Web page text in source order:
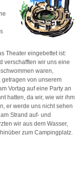
Theater eingebettet ist:
verschafften wir uns eine
waren,
von unserem
Vortag auf eine Party an
hatten, da wir, wie wir ihm
er werde uns nicht sehen
Strand auf- und
wir aus dem Wasser,
zum Campingplatz.